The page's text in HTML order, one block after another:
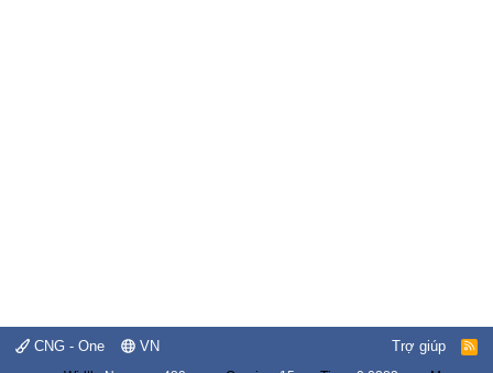
CNG - One VN Trợ giúp
R